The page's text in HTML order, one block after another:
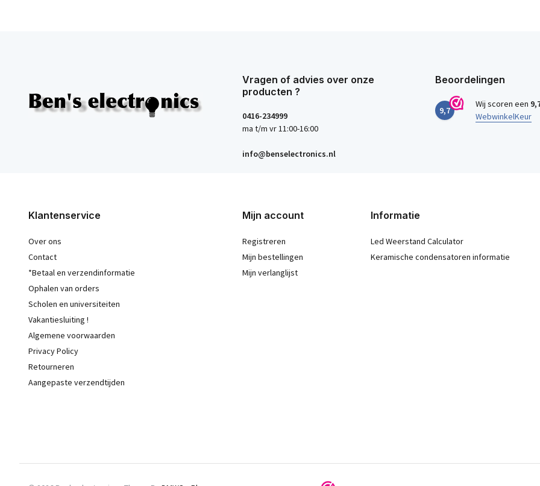
Vragen of advies over onze
producten ?
0416-234999
ma t/m vr 11:00-16:00
info@benselectronics.nl
Beoordelingen
9,7
Wij scoren een
WebwinkelKeur
Klantenservice
Over ons
Contact
*Betaal en verzendinformatie
Ophalen van orders
Scholen en universiteiten
Vakantiesluiting !
Algemene voorwaarden
Privacy Policy
Retourneren
Aangepaste verzendtijden
Mijn account
Registreren
Mijn bestellingen
Mijn verlanglijst
Informatie
Led Weerstand Calculator
Keramische condensatoren informatie